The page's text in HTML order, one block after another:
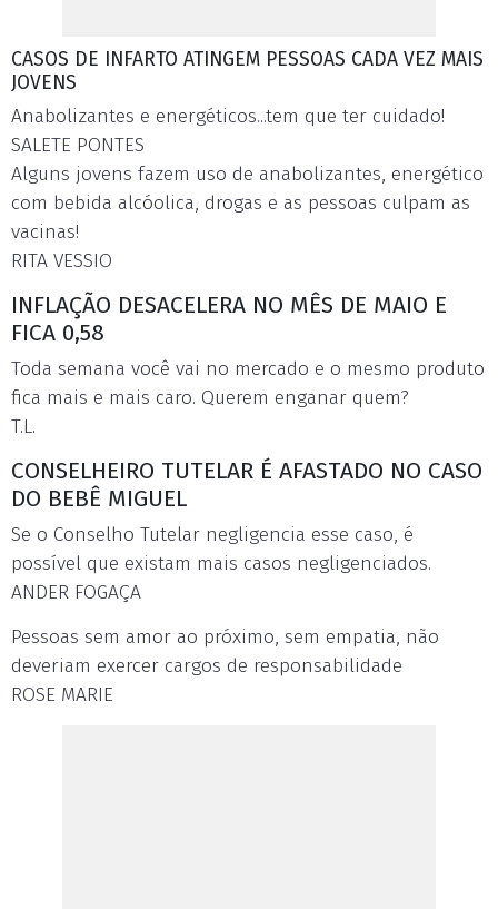
CASOS DE INFARTO ATINGEM PESSOAS CADA VEZ MAIS
JOVENS
Anabolizantes e energéticos...tem que ter cuidado!
SALETE PONTES
Alguns jovens fazem uso de anabolizantes, energético
com bebida alcóolica, drogas e as pessoas culpam as
vacinas!
RITA VESSIO
INFLAÇÃO DESACELERA NO MÊS DE MAIO E
FICA 0,58
Toda semana você vai no mercado e o mesmo produto
fica mais e mais caro. Querem enganar quem?
T.L.
CONSELHEIRO TUTELAR É AFASTADO NO CASO
DO BEBÊ MIGUEL
Se o Conselho Tutelar negligencia esse caso, é
possível que existam mais casos negligenciados.
ANDER FOGAÇA
Pessoas sem amor ao próximo, sem empatia, não
deveriam exercer cargos de responsabilidade
ROSE MARIE